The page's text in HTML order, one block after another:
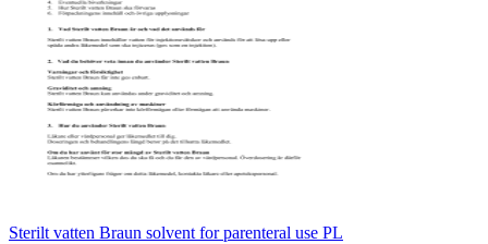
Sterilt vatten Braun solvent for parenteral use PL